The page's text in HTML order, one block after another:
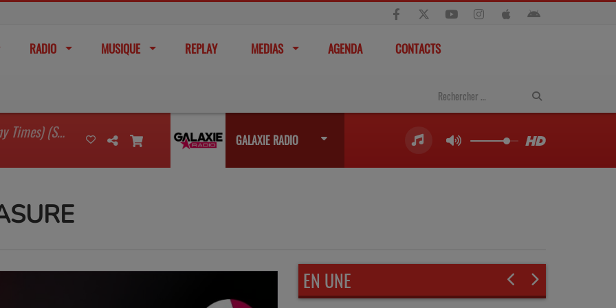
RADIO MUSIQUE REPLAY MEDIAS AGENDA CONTACTS
I'm Watching You (So Many Times) (Sean Finn Remix) GALAXIE RADIO
EN UNE